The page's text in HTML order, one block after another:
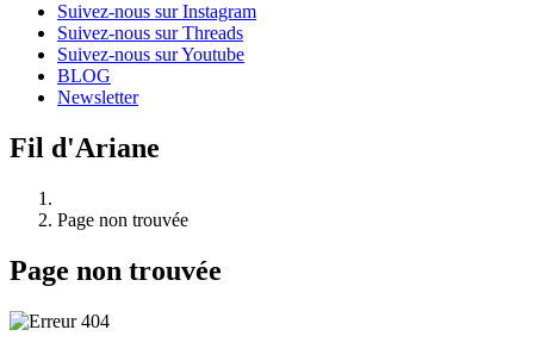
Suivez-nous sur Instagram
Suivez-nous sur Threads
Suivez-nous sur Youtube
BLOG
Newsletter
Fil d'Ariane
Page non trouvée
Page non trouvée